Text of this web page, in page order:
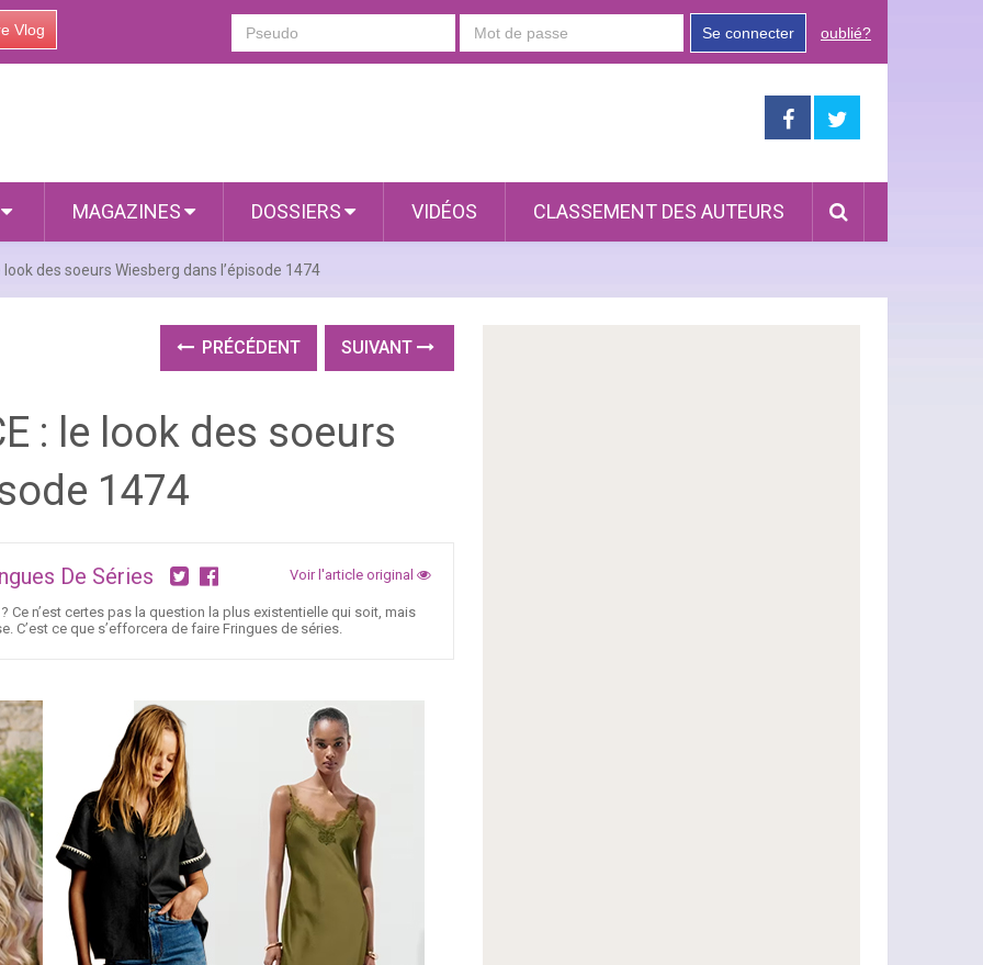
Vlog Se connecter oublié?
MAGAZINES DOSSIERS VIDÉOS CLASSEMENT DES AUTEURS
look des soeurs Wiesberg dans l’épisode 1474
PRÉCÉDENT SUIVANT
: le look des soeurs
1474
De Séries Voir l'article original
Ce n’est certes pas la question la plus existentielle qui soit, mais
C’est ce que s’efforcera de faire Fringues de séries.